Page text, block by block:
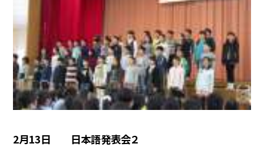
2月13日 日本語発表会２